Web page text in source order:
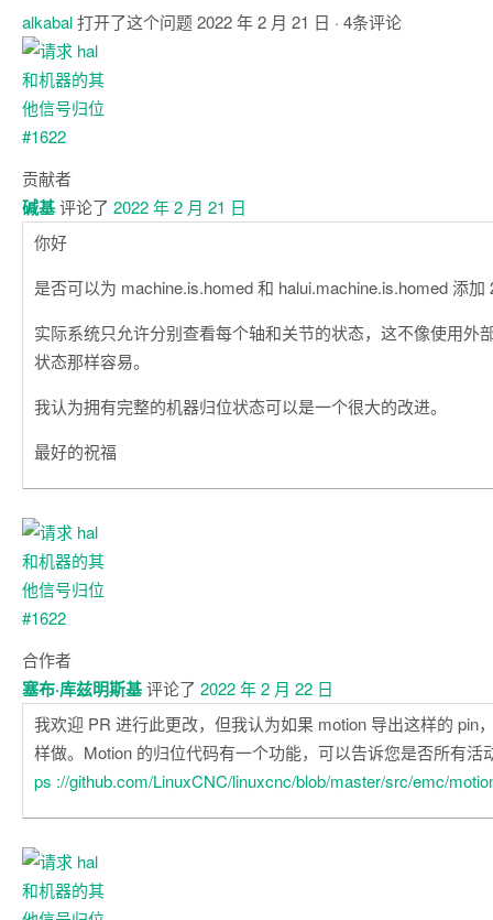
alkabal打开了这个问题2022 年 2 月 21 日 · 4条评论
注
释
贡献者
碱基评论了 2022 年 2 月 21 日
你好
是否可以为 machine.is.homed 和 halui.machine.is.homed 添加
实际系统只允许分别查看每个轴和关节的状态，这不像使用外
状态那样容易。
我认为拥有完整的机器归位状态可以是一个很大的改进。
最好的祝福
合作者
塞布·库兹明斯基评论了 2022 年 2 月 22 日
我欢迎 PR 进行此更改，但我认为如果 motion 导出这样的 pin
样做。Motion 的归位代码有一个功能，可以告诉您是否所有活
ps ://github.com/LinuxCNC/linuxcnc/blob/master/src/emc/